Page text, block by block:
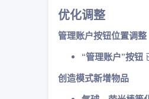
优化调整
管理账户按钮位置调整
“管理账户”按钮
创造模式新增物品